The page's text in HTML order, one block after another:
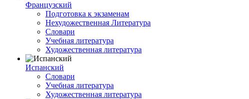
Французский
Подготовка к экзаменам
Нехудожественная Литература
Словари
Учебная литература
Художественная литература
Испанский
Словари
Учебная литература
Художественная литература